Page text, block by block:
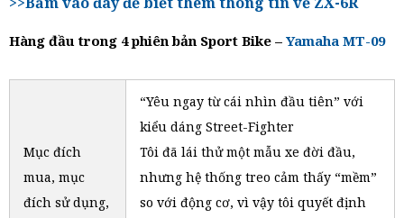
Hàng đầu trong 4 phiên bản Sport Bike – Yamaha MT-09
Mục đích
mua, mục
đích sử dụng,
“Yêu ngay từ cái nhìn đầu tiên” với
kiểu dáng Street-Fighter
Tôi đã lái thử một mẫu xe đời đầu,
nhưng hệ thống treo cảm thấy “mềm”
so với động cơ, vì vậy tôi quyết định